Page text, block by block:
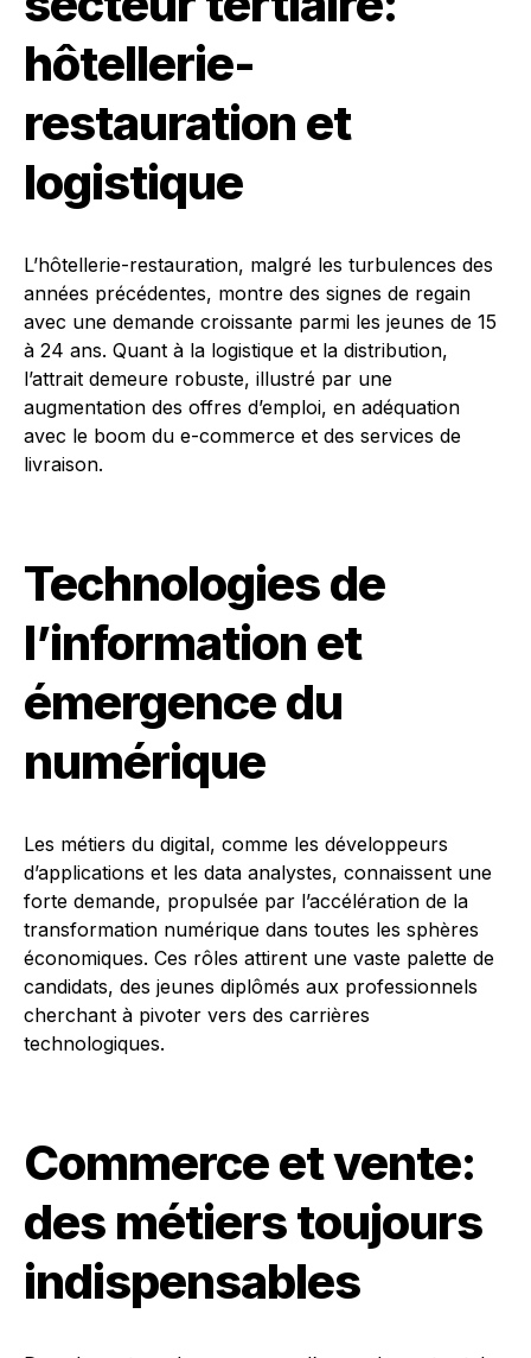
hôtellerie-
restauration et
logistique
L’hôtellerie-restauration, malgré les turbulences des
années précédentes, montre des signes de regain
avec une demande croissante parmi les jeunes de 15
à 24 ans. Quant à la logistique et la distribution,
l’attrait demeure robuste, illustré par une
augmentation des offres d’emploi, en adéquation
avec le boom du e-commerce et des services de
livraison.
Technologies de
l’information et
émergence du
numérique
Les métiers du digital, comme les développeurs
d’applications et les data analystes, connaissent une
forte demande, propulsée par l’accélération de la
transformation numérique dans toutes les sphères
économiques. Ces rôles attirent une vaste palette de
candidats, des jeunes diplômés aux professionnels
cherchant à pivoter vers des carrières
technologiques.
Commerce et vente:
des métiers toujours
indispensables